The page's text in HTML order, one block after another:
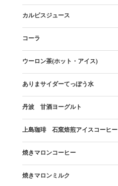
カルピスジュース
コーラ
ウーロン茶(ホット・アイス)
ありまサイダーてっぽう水
丹波 甘酒ヨーグルト
上島珈琲 石窯焙煎アイスコーヒー
焼きマロンコーヒー
焼きマロンミルク